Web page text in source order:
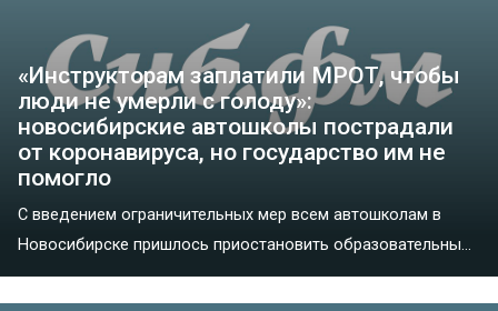
«Инструкторам заплатили МРОТ, чтобы
люди не умерли с голоду»:
новосибирские автошколы пострадали
от коронавируса, но государство им не
помогло
С введением ограничительных мер всем автошколам в
Новосибирске пришлось приостановить образовательны...